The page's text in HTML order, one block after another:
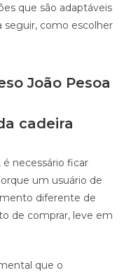
que são adaptáveis
seguir, como escolher
João Pesoa
cadeira
é necessário ficar
um usuário de
diferente de
de comprar, leve em
que o